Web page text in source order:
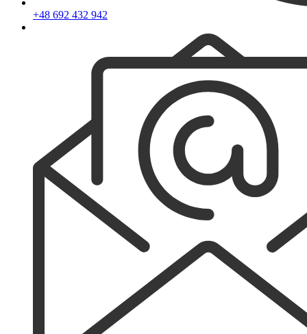
+48 692 432 942